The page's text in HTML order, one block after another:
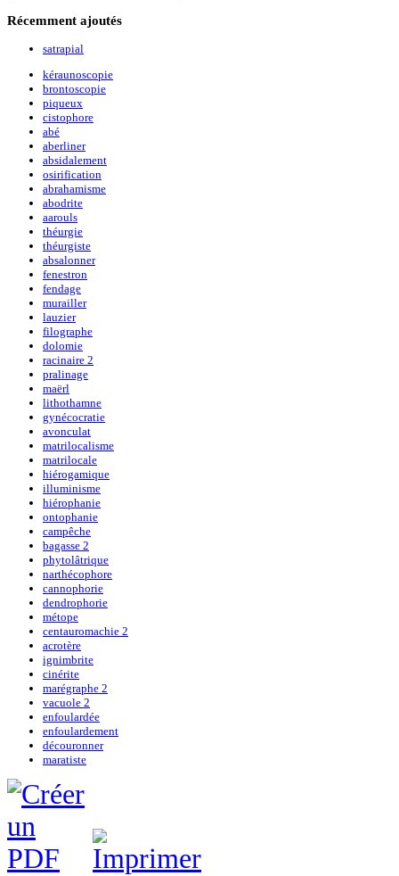
Récemment ajoutés
satrapial
kéraunoscopie
brontoscopie
piqueux
cistophore
abé
aberliner
absidalement
osirification
abrahamisme
abodrite
aarouls
théurgie
théurgiste
absalonner
fenestron
fendage
murailler
lauzier
filographe
dolomie
racinaire 2
pralinage
maërl
lithothamne
gynécocratie
avonculat
matrilocalisme
matrilocale
hiérogamique
illuminisme
hiérophanie
ontophanie
campêche
bagasse 2
phytolâtrique
narthécophore
cannophorie
dendrophorie
métope
centauromachie 2
acrotère
ignimbrite
cinérite
marégraphe 2
vacuole 2
enfoulardée
enfoulardement
découronner
maratiste